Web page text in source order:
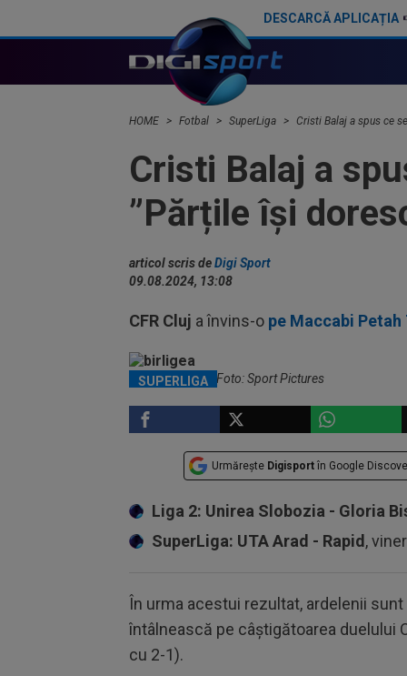
DESCARCĂ APLICAȚIA
HOME Fotbal SuperLiga Cristi Balaj a spus ce
Cristi Balaj a
”Părțile își
articol scris deDigi Sport
09.08.2024, 13:08
CFR Cluj a învins-o pe Maccabi
SUPERLIGA
Daniel Bîrligea / Foto: Sport Pictures
Urmărește Digisport în Google
Liga 2: Unirea Slobozia - Gloria
SuperLiga: UTA Arad - Rapid ,
În urma acestui rezultat, ardelenii
întâlnească pe câștigătoarea duelului
cu 2-1).